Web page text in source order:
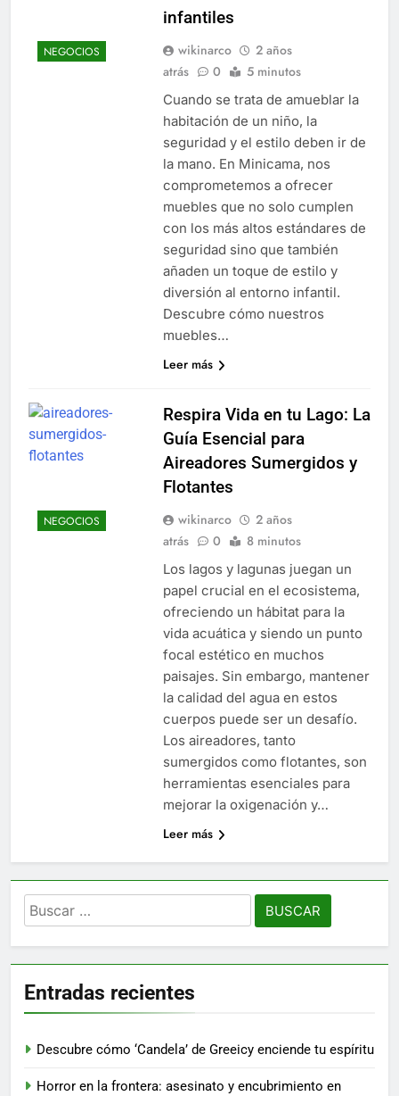
NEGOCIOS
infantiles
wikinarco
2 años
atrás
0 5 minutos
Cuando se trata de amueblar la
habitación de un niño, la
seguridad y el estilo deben ir de
la mano. En Minicama, nos
comprometemos a ofrecer
muebles que no solo cumplen
con los más altos estándares de
seguridad sino que también
añaden un toque de estilo y
diversión al entorno infantil.
Descubre cómo nuestros
muebles…
Leer más
NEGOCIOS
Respira Vida en tu Lago: La
Guía Esencial para
Aireadores Sumergidos y
Flotantes
wikinarco
2 años
atrás
0 8 minutos
Los lagos y lagunas juegan un
papel crucial en el ecosistema,
ofreciendo un hábitat para la
vida acuática y siendo un punto
focal estético en muchos
paisajes. Sin embargo, mantener
la calidad del agua en estos
cuerpos puede ser un desafío.
Los aireadores, tanto
sumergidos como flotantes, son
herramientas esenciales para
mejorar la oxigenación y…
Leer más
Buscar:
Entradas recientes
Descubre cómo ‘Candela’ de Greeicy enciende tu espíritu
Horror en la frontera: asesinato y encubrimiento en